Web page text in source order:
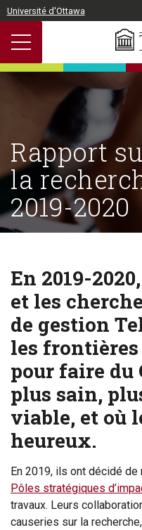
Passer au contenu principal
Université d'Ottawa
Rapport
la
2019-2020
En 2019-
et les
de gestion
les
pour faire du
plus sain,
viable, et où
heureux.
En 2019, ils ont décidé
Pôles stratégiques
travaux. Leurs
causeries sur la